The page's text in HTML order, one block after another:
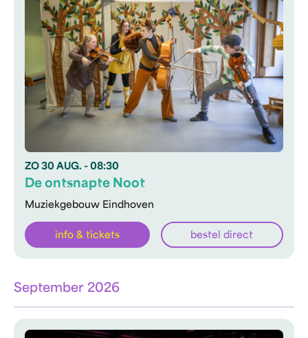
ZO 30 AUG. - 08:30
Muziekgebouw Eindhoven
De ontsnapte Noot
info & tickets bestel direct
September 2026